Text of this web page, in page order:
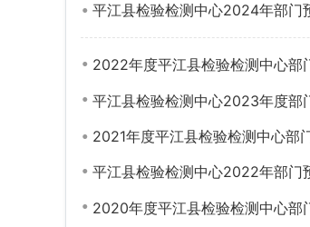
平江县检验检测中心2024年部门
2022年度平江县检验检测中心部
平江县检验检测中心2023年度部
2021年度平江县检验检测中心部
平江县检验检测中心2022年部门
2020年度平江县检验检测中心部